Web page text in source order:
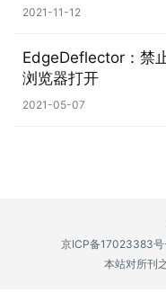
卓
苹
2021-11-12
EdgeDeflector：禁
浏览器打开
2021-05-07
京ICP备17023383号
本站对所刊